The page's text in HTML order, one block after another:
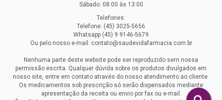
Sábado: 08:00 às 13:00
Telefones:
Telefone: (45) 3025-5656
Whatsapp (45) 9 9146-5679
Ou pelo nosso e-mail: contato@saudevidafarmacia.com.br
Nenhuma parte deste website pode ser reproduzido sem nossa
permissão escrita. Qualquer dúvida sobre os produtos divulgados em
nosso site, entre em contato através do nosso atendimento ao cliente.
Os medicamentos sob prescrição só serão dispensados mediante
apresentação da receita ou envio por fax ou e-mail.